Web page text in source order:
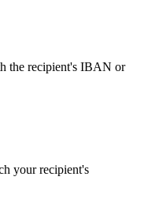
the recipient's IBAN or
your recipient's